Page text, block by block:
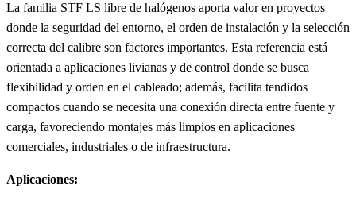
La familia STF LS libre de halógenos aporta valor en proyectos
donde la seguridad del entorno, el orden de instalación y la selección
correcta del calibre son factores importantes. Esta referencia está
orientada a aplicaciones livianas y de control donde se busca
flexibilidad y orden en el cableado; además, facilita tendidos
compactos cuando se necesita una conexión directa entre fuente y
carga, favoreciendo montajes más limpios en aplicaciones
comerciales, industriales o de infraestructura.
Aplicaciones: